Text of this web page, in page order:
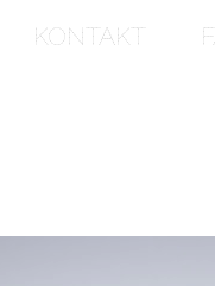
KONTAKT